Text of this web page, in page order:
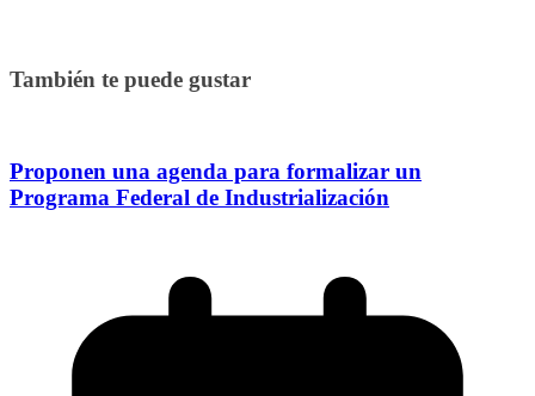
También te puede gustar
Proponen una agenda para formalizar un
Programa Federal de Industrialización